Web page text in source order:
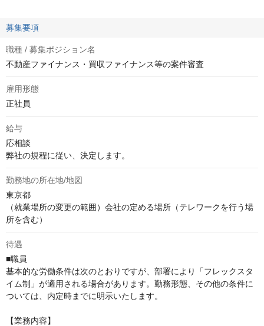
募集要項
職種 / 募集ポジション名
不動産ファイナンス・買収ファイナンス等の案件審査
雇用形態
正社員
給与
応相談
弊社の規程に従い、決定します。
勤務地の所在地/地図
東京都
（就業場所の変更の範囲）会社の定める場所（テレワークを行う場
所を含む）
待遇
■職員
基本的な労働条件は次のとおりですが、部署により「フレックスタ
イム制」が適用される場合があります。勤務形態、その他の条件に
ついては、内定時までに明示いたします。
【業務内容】